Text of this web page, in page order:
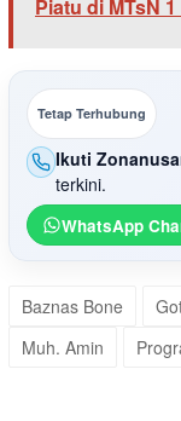
Piatu di MTsN
Tetap Terhubung
Ikuti
terkini.
WhatsApp
Baznas Bone
Muh. Amin